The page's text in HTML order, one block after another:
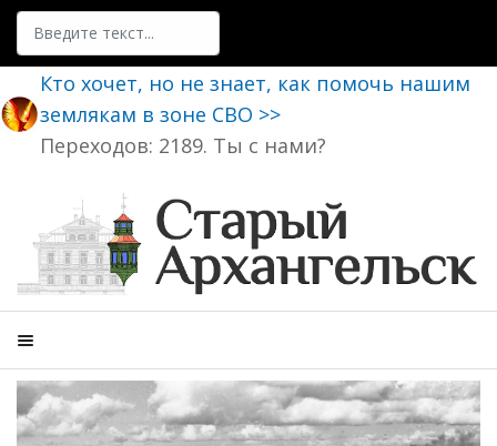
Поиск
Кто хочет, но не знает, как помочь нашим
землякам в зоне СВО >>
Переходов: 2189. Ты с нами?